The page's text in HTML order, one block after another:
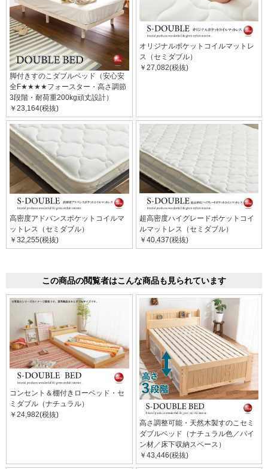
脚付きすのこダブルベッド（安心安
全F★★★★フォースター・高さ調節
3段階・耐荷重200kg頑丈設計）
￥23,164(税抜)
オリジナルポケットコイルマットレ
ス（セミダブル）
￥27,082(税抜)
高密度アドバンスポケットコイルマ
ットレス（セミダブル）
￥32,255(税抜)
超高密度ハイグレードポケットコイ
ルマットレス（セミダブル）
￥40,437(税抜)
この商品の閲覧者はこんな商品も見られています
コンセント＆棚付きローベッド・セ
ミダブル（ナチュラル）
￥24,982(税抜)
高さ調整可能・天然木製すのこセミ
ダブルベッド（ナチュラル色／パイ
ン材／床下収納スペース）
￥43,446(税抜)